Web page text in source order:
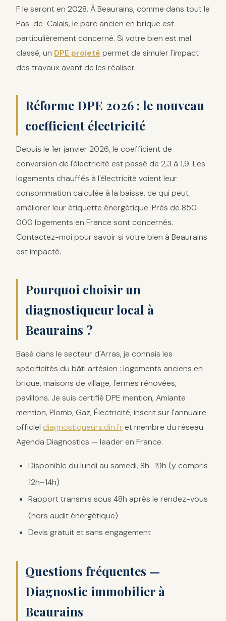
F le seront en 2028. À Beaurains, comme dans tout le
Pas-de-Calais, le parc ancien en brique est
particulièrement concerné. Si votre bien est mal
classé, un DPE projeté permet de simuler l'impact
des travaux avant de les réaliser.
Réforme DPE 2026 : le nouveau
coefficient électricité
Depuis le 1er janvier 2026, le coefficient de
conversion de l'électricité est passé de 2,3 à 1,9. Les
logements chauffés à l'électricité voient leur
consommation calculée à la baisse, ce qui peut
améliorer leur étiquette énergétique. Près de 850
000 logements en France sont concernés.
Contactez-moi pour savoir si votre bien à Beaurains
est impacté.
Pourquoi choisir un
diagnostiqueur local à
Beaurains ?
Basé dans le secteur d'Arras, je connais les
spécificités du bâti artésien : logements anciens en
brique, maisons de village, fermes rénovées,
pavillons. Je suis certifié DPE mention, Amiante
mention, Plomb, Gaz, Électricité, inscrit sur l'annuaire
officiel diagnostiqueurs.din.fr et membre du réseau
Agenda Diagnostics — leader en France.
Disponible du lundi au samedi, 8h–19h (y compris
12h–14h)
Rapport transmis sous 48h après le rendez-vous
(hors audit énergétique)
Devis gratuit et sans engagement
Questions fréquentes —
Diagnostic immobilier à
Beaurains